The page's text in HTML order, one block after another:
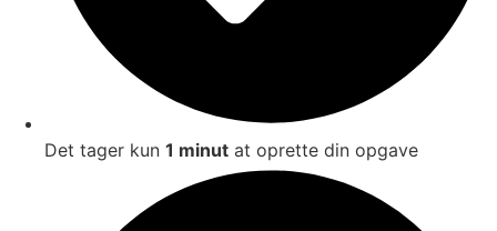
Det tager kun 1 minut at oprette din opgave